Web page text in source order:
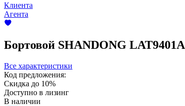
Клиента
Агента
Бортовой SHANDONG LAT9401A
Все характеристики
Код предложения:
Скидка до 10%
Доступно в лизинг
В наличии